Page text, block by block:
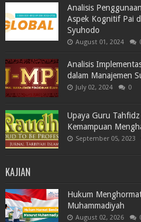
Analisis
Aspek Kognitif Pai
Syuhodo
August 01, 2024
Analisis
dalam Manajemen
July 02, 2024 0
Upaya Guru
Kemampuan
September 05, 2023
KAJIAN
Hukum
Muhammadiyah
August 02, 2026